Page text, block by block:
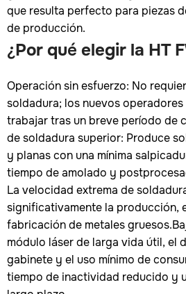
que resulta perfecto para piezas
de producción.
¿Por qué elegir la HT
Operación sin esfuerzo: No
soldadura; los nuevos
trabajar tras un breve período de
de soldadura superior: Produce
y planas con una mínima
tiempo de amolado y
La velocidad extrema de
significativamente la producción,
fabricación de metales
módulo láser de larga vida útil, el
gabinete y el uso mínimo de
tiempo de inactividad reducido y